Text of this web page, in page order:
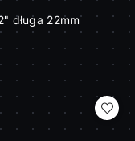
długa 22mm